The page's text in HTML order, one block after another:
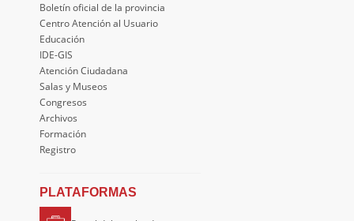
Boletín oficial de la provincia
Centro Atención al Usuario
Educación
IDE-GIS
Atención Ciudadana
Salas y Museos
Congresos
Archivos
Formación
Registro
PLATAFORMAS